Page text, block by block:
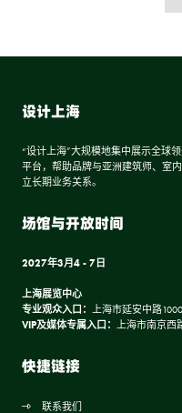
设计上海
“设计上海”大规模地集中展示全球
平台，帮助品牌与亚洲建筑师、室
立长期业务关系。
场馆与开放时间
2027年3月4 - 7日
上海展览中心
专业观众入口： 上海市延安中路
VIP及媒体专属入口： 上海市南京西
快捷链接
联系我们